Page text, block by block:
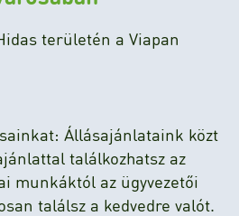
területén a Viapan
Állásajánlataink közt
találkozhatsz az
munkáktól az ügyvezetői
találsz a kedvedre valót.